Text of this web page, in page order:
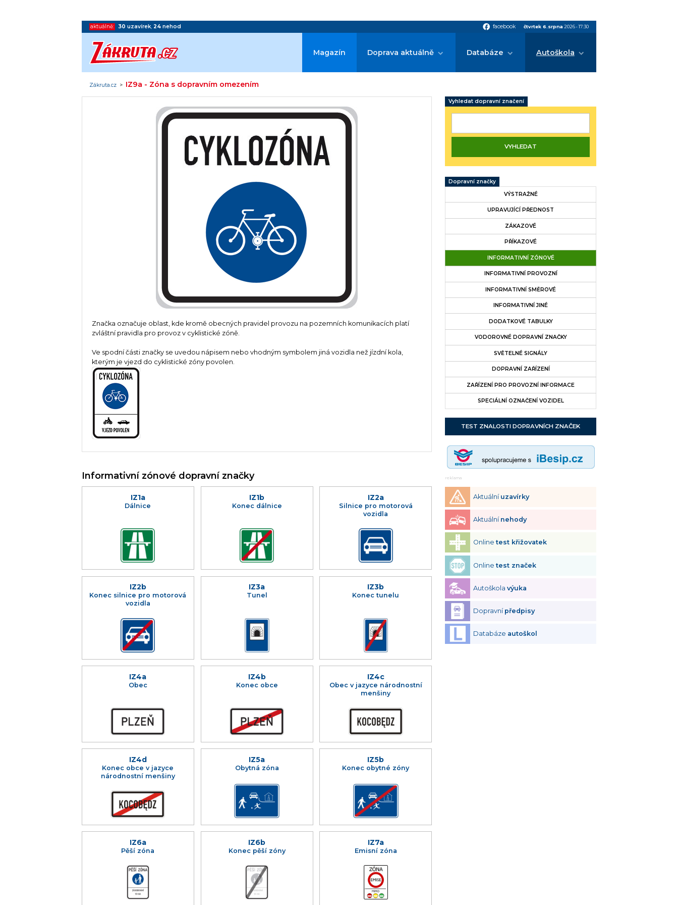
aktuálně: 30 uzavírek,24 nehod facebook facebook čtvrtek 6.srpna 2026•17:30
Magazín Doprava aktuálně Databáze Autoškola
Zákruta.cz > IZ9a - Zóna s dopravním omezením
Značka označuje oblast, kde kromě obecných pravidel provozu na pozemních komunikacích platí
zvláštní pravidla pro provoz v cyklistické zóně.
Ve spodní části značky se uvedou nápisem nebo vhodným symbolem jiná vozidla než jízdní kola,
kterým je vjezd do cyklistické zóny povolen.
Informativní zónové dopravní značky
IZ1a
Dálnice
IZ1b
Konec dálnice
IZ2a
Silnice pro motorová
vozidla
IZ2b
Konec silnice pro motorová
vozidla
IZ3a
Tunel
IZ3b
Konec tunelu
IZ4a
Obec
IZ4b
Konec obce
IZ4c
Obec v jazyce národnostní
menšiny
IZ4d
Konec obce v jazyce
národnostní menšiny
IZ5a
Obytná zóna
IZ5b
Konec obytné zóny
IZ6a
Pěší zóna
IZ6b
Konec pěší zóny
IZ7a
Emisní zóna
Vyhledat dopravní značení
Dopravní značky
VÝSTRAŽNÉ
UPRAVUJÍCÍ PŘEDNOST
ZÁKAZOVÉ
PŘÍKAZOVÉ
INFORMATIVNÍ ZÓNOVÉ
INFORMATIVNÍ PROVOZNÍ
INFORMATIVNÍ SMĚROVÉ
INFORMATIVNÍ JINÉ
DODATKOVÉ TABULKY
VODOROVNÉ DOPRAVNÍ ZNAČKY
SVĚTELNÉ SIGNÁLY
DOPRAVNÍ ZAŘÍZENÍ
ZAŘÍZENÍ PRO PROVOZNÍ INFORMACE
SPECIÁLNÍ OZNAČENÍ VOZIDEL
TEST ZNALOSTI DOPRAVNÍCH ZNAČEK
reklama
Aktuální uzavírky
Aktuální nehody
Onlinetest křižovatek
Onlinetest značek
Autoškolavýuka
Dopravní předpisy
Databáze autoškol